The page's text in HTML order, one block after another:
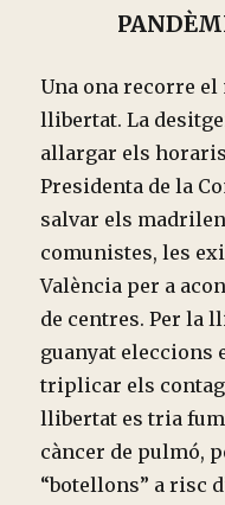
Una ona recorre el
llibertat. La
allargar els
Presidenta de la
salvar els
comunistes, les
València per a
de centres. Per la
guanyat eleccions
triplicar els
llibertat es tria
càncer de pulmó,
“botellons” a risc